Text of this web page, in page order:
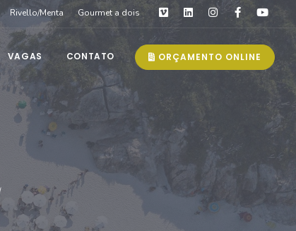
Rivello/Menta Gourmet a dois
ORÇAMENTO ONLINE
VAGAS CONTATO